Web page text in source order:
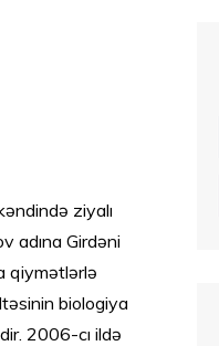
ziyalı
adına Girdəni
qiymətlərlə
biologiya
2006-cı ildə